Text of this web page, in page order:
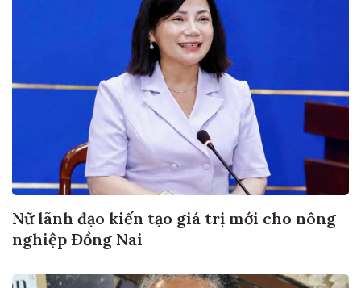
Nữ lãnh đạo kiến tạo giá trị mới cho nông
nghiệp Đồng Nai